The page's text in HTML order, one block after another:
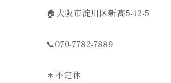
🏠大阪市淀川区新高5-12-5
📞070-7782-7889
＊不定休